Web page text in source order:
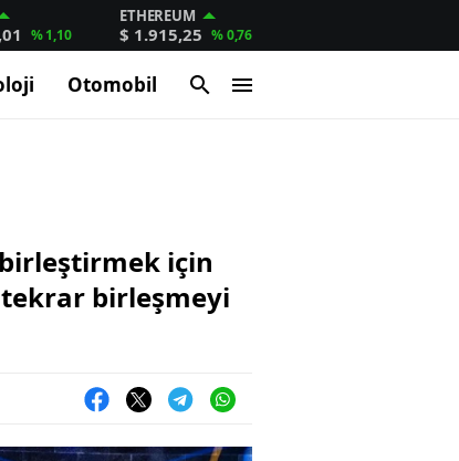
% 1,10
ETHEREUM
$ 1.915,25 % 0,76
Otomobil
için
tekrar birleşmeyi